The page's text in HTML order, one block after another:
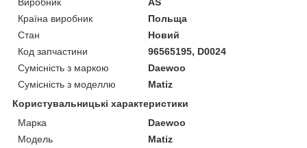
Країна виробник
Польща
Стан
Новий
Код запчастини
96565195, D0024
Сумісність з маркою
Daewoo
Сумісність з моделлю
Matiz
Користувальницькі характеристики
Марка
Daewoo
Модель
Matiz